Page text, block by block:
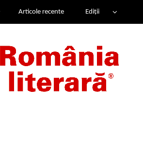
Articole recente Ediții